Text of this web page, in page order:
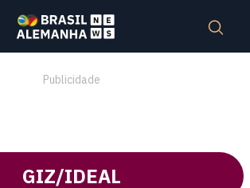
Publicidade
GIZ/IDEAL